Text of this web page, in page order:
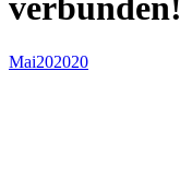
verbunden!
Mai202020